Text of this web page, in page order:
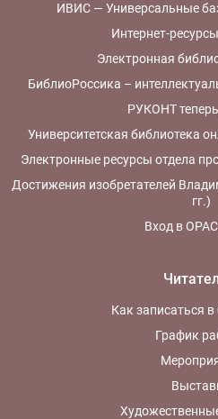
ИВИС — Универсальные
Интернет-
Электронная
БиблиоРоссика –
РУКОНТ
Университетская библиотека
Электронные ресурсы отдела
Достижения изобретателей
гг.)
Вход в
Как записаться в
График